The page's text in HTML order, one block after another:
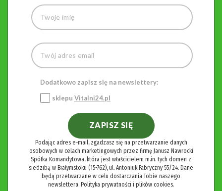
Dodatkowo zapisz się na newslettery:
sklepu Vitalni24.pl
ZAPISZ SIĘ
Podając adres e-mail, zgadzasz się na przetwarzanie danych
osobowych w celach marketingowych przez firmę Janusz Nawrocki
Spółka Komandytowa, która jest właścicielem m.in. tych domen z
siedzibą w Białymstoku (15-762), ul. Antoniuk Fabryczny 55/24. Dane
będą przetwarzane w celu dostarczania Tobie naszego
newslettera. Polityka prywatności i plików cookies.